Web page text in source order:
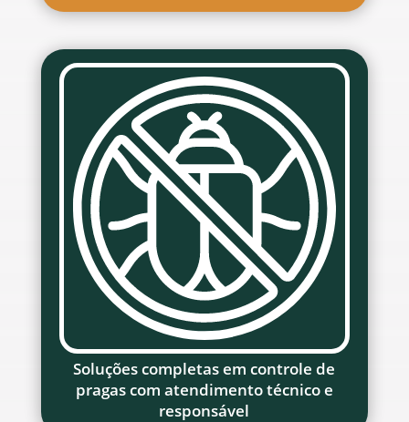
Soluções completas em controle de
pragas com atendimento técnico e
responsável